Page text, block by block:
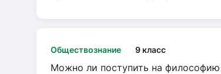
Обществознание 9 класс
Можно ли поступить на философию